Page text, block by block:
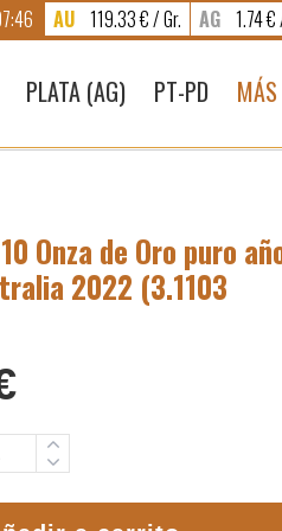
AU 119.33 € / Gr. AG 1.74 €
PLATA (AG) PT-PD
Onza de Oro puro
2022 (3.1103